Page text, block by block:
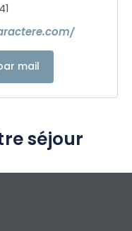
mail
séjour